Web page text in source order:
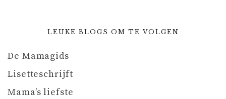
LEUKE BLOGS OM TE VOLGEN
De Mamagids
Lisetteschrijft
Mama’s liefste